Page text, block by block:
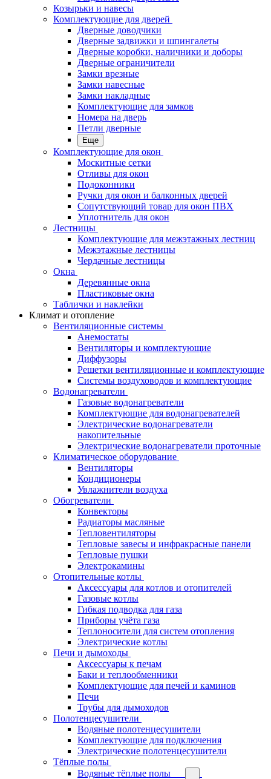
Козырьки и навесы
Комплектующие для дверей
Дверные доводчики
Дверные задвижки и шпингалеты
Дверные коробки, наличники и доборы
Дверные ограничители
Замки врезные
Замки навесные
Замки накладные
Комплектующие для замков
Номера на дверь
Петли дверные
Еще
Комплектующие для окон
Москитные сетки
Отливы для окон
Подоконники
Ручки для окон и балконных дверей
Сопутствующий товар для окон ПВХ
Уплотнитель для окон
Лестницы
Комплектующие для межэтажных лестниц
Межэтажные лестницы
Чердачные лестницы
Окна
Деревянные окна
Пластиковые окна
Таблички и наклейки
Климат и отопление
Вентиляционные системы
Анемостаты
Вентиляторы и комплектующие
Диффузоры
Решетки вентиляционные и комплектующие
Системы воздуховодов и комплектующие
Водонагреватели
Газовые водонагреватели
Комплектующие для водонагревателей
Электрические водонагреватели
накопительные
Электрические водонагреватели проточные
Климатическое оборудование
Вентиляторы
Кондиционеры
Увлажнители воздуха
Обогреватели
Конвекторы
Радиаторы масляные
Тепловентиляторы
Тепловые завесы и инфракрасные панели
Тепловые пушки
Электрокамины
Отопительные котлы
Аксессуары для котлов и отопителей
Газовые котлы
Гибкая подводка для газа
Приборы учёта газа
Теплоносители для систем отопления
Электрические котлы
Печи и дымоходы
Аксессуары к печам
Баки и теплообменники
Комплектующие для печей и каминов
Печи
Трубы для дымоходов
Полотенцесушители
Водяные полотенцесушители
Комплектующие для подключения
Электрические полотенцесушители
Тёплые полы
Водяные тёплые полы